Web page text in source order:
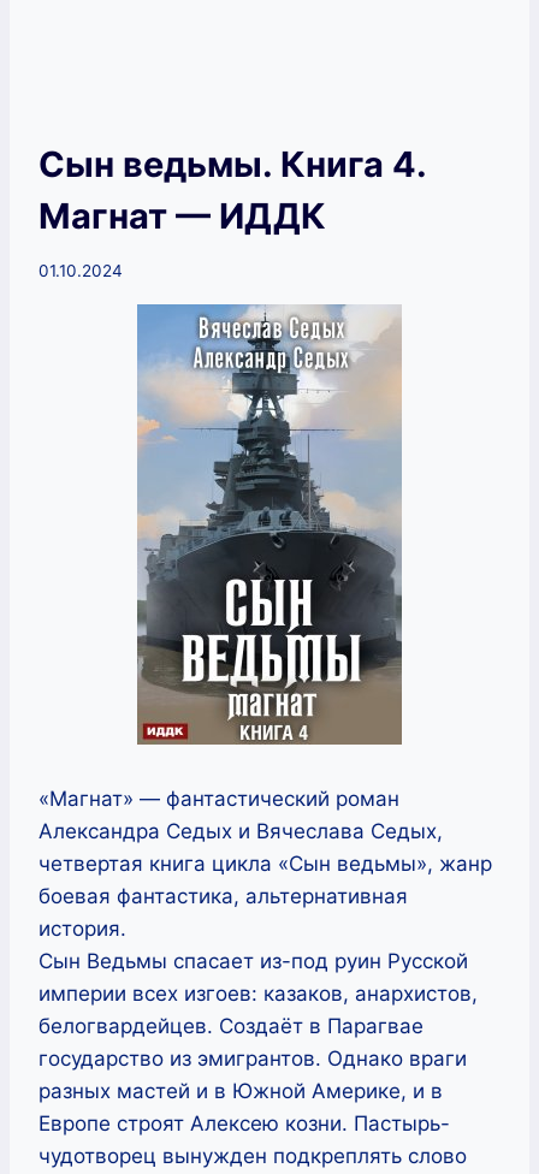
Сын ведьмы. Книга 4.
Магнат — ИДДК
01.10.2024
«Магнат» — фантастический роман
Александра Седых и Вячеслава Седых,
четвертая книга цикла «Сын ведьмы», жанр
боевая фантастика, альтернативная
история.
Сын Ведьмы спасает из-под руин Русской
империи всех изгоев: казаков, анархистов,
белогвардейцев. Создаёт в Парагвае
государство из эмигрантов. Однако враги
разных мастей и в Южной Америке, и в
Европе строят Алексею козни. Пастырь-
чудотворец вынужден подкреплять слово